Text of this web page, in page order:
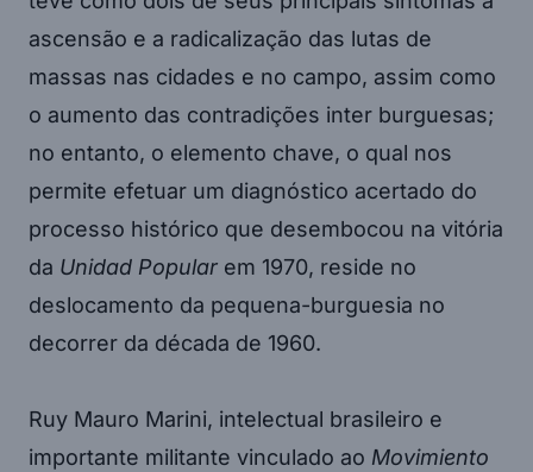
ascensão e a radicalização das lutas de
massas nas cidades e no campo, assim como
o aumento das contradições inter burguesas;
no entanto, o elemento chave, o qual nos
permite efetuar um diagnóstico acertado do
processo histórico que desembocou na vitória
da Unidad Popular em 1970, reside no
deslocamento da pequena-burguesia no
decorrer da década de 1960.
Ruy Mauro Marini, intelectual brasileiro e
importante militante vinculado ao Movimiento